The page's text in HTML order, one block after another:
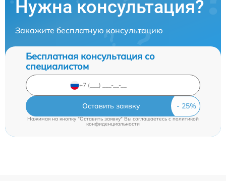
Нужна консультация?
Закажите бесплатную консультацию
Бесплатная консультация со
специалистом
Оставить заявку
Нажимая на кнопку "Оставить заявку" Вы соглашаетесь cполитикой
конфиденциальности